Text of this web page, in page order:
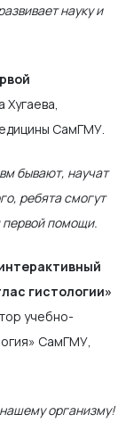
науку и
СамГМУ.
бывают, научат
ребята смогут
первой помощи.
гистологии»
учебно-
СамГМУ,
организму!